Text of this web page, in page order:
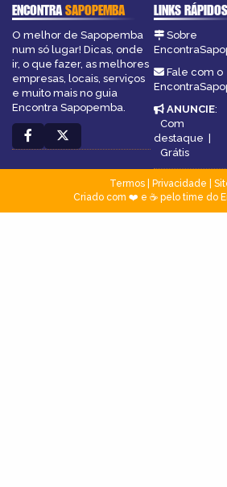
ENCONTRASAPOPEMBA
O melhor de Sapopemba
num só lugar! Dicas, onde
ir, o que fazer, as melhores
empresas, locais, serviços
e muito mais no guia
Encontra Sapopemba.
LINKS RÁPIDOS
Sobre
Fale com o
ANUNCIE:
Com
destaque |
Grátis
Termos| Privacidade
Criado com ❤️ e ☕ pelo time do